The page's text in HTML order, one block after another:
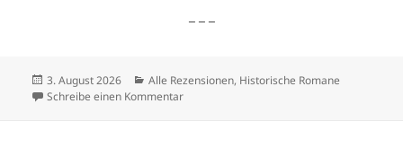
Veröffentlicht
am
3. August 2026 Kategorien
Alle Rezensionen, Historische Romane
Schreibe einen Kommentarzu „Das Mündel des Königs“